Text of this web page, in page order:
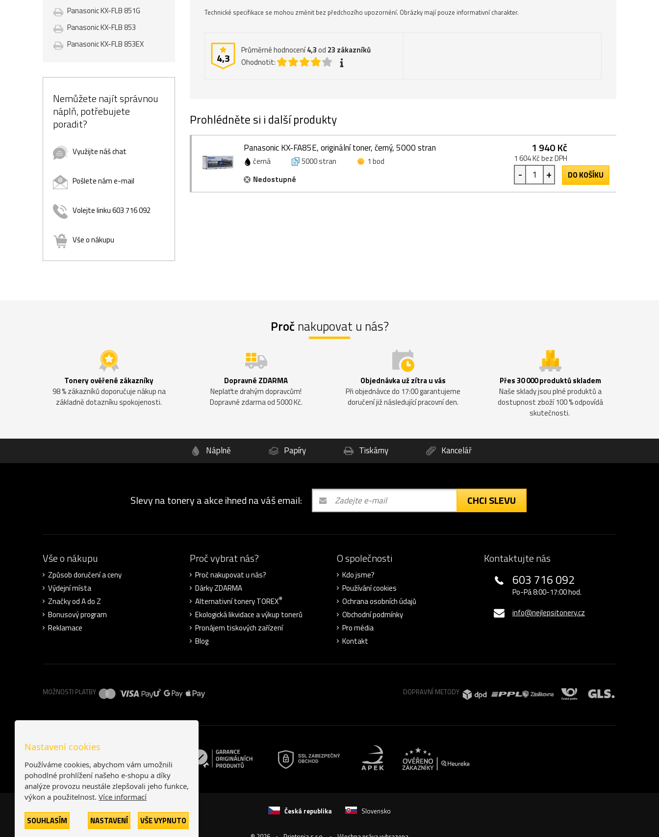
Panasonic KX-FLB 851G
Panasonic KX-FLB 853
Panasonic KX-FLB 853EX
Nemůžete najít správnou
náplň, potřebujete
poradit?
Využijte náš chat
Pošlete nám e-mail
Volejte linku 603 716 092
Vše o nákupu
Technické specifikace se mohou změnit bez předchozího upozornění. Obrázky mají pouze informativní charakter.
4,3
Průměrné hodnocení4,3od 23 zákazníků
Ohodnotit:
Prohlédněte si i další produkty
Panasonic KX-FA85E, originální toner, černý, 5000 stran
černá 5000 stran
1 bod
Nedostupné
1 940 Kč
1 604 Kč bez DPH
- + DO KOŠÍKU
Proč nakupovat u nás?
Tonery ověřené zákazníky
98 % zákazníků doporučuje nákup na
základně dotazníku spokojenosti.
Dopravné ZDARMA
Neplaťte drahým dopravcům!
Dopravné zdarma od 5000 Kč.
Objednávka už zítra u vás
Při objednávce do 17:00 garantujeme
doručení již následující pracovní den.
Přes 30 000 produktů skladem
Naše sklady jsou plné produktů a
dostupnost zboží 100 % odpovídá
skutečnosti.
Náplně Papíry Tiskárny Kancelář
Slevy na tonery a akce ihned na váš email: CHCI SLEVU
Vše o nákupu
Způsob doručení a ceny
Výdejní místa
Značky od A do Z
Bonusový program
Reklamace
Proč vybrat nás?
Proč nakupovat u nás?
Dárky ZDARMA
Alternativní tonery TOREX®
Ekologická likvidace a výkup tonerů
Pronájem tiskových zařízení
Blog
O společnosti
Kdo jsme?
Používání cookies
Ochrana osobních údajů
Obchodní podmínky
Pro média
Kontakt
Kontaktujte nás
603 716 092
Po-Pá 8:00-17:00 hod.
info@nejlepsitonery.cz
MOŽNOSTI PLATBY DOPRAVNÍ METODY
Česká republika Slovensko
Nastavení cookies
Používáme cookies, abychom vám umožnili
pohodlné prohlížení našeho e-shopu a díky
analýze provozu neustále zlepšovali jeho funkce,
výkon a použitelnost. Více informací
SOUHLASÍM NASTAVENÍ VŠE VYPNUTO